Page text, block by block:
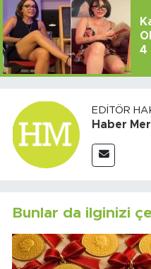
4
EDITÖR
Haber
Bunlar da ilginizi